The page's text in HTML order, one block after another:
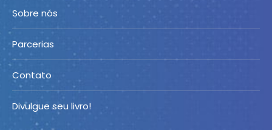
Sobre nós
Parcerias
Contato
Divulgue seu livro!